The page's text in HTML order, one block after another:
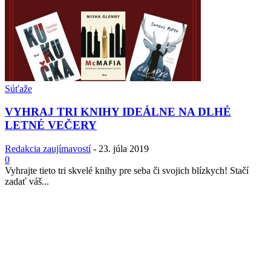
Súťaže
VYHRAJ TRI KNIHY IDEÁLNE NA DLHÉ
LETNÉ VEČERY
Redakcia zaujímavostí - 23. júla 2019
0
Vyhrajte tieto tri skvelé knihy pre seba či svojich blízkych! Stačí
zadať váš...